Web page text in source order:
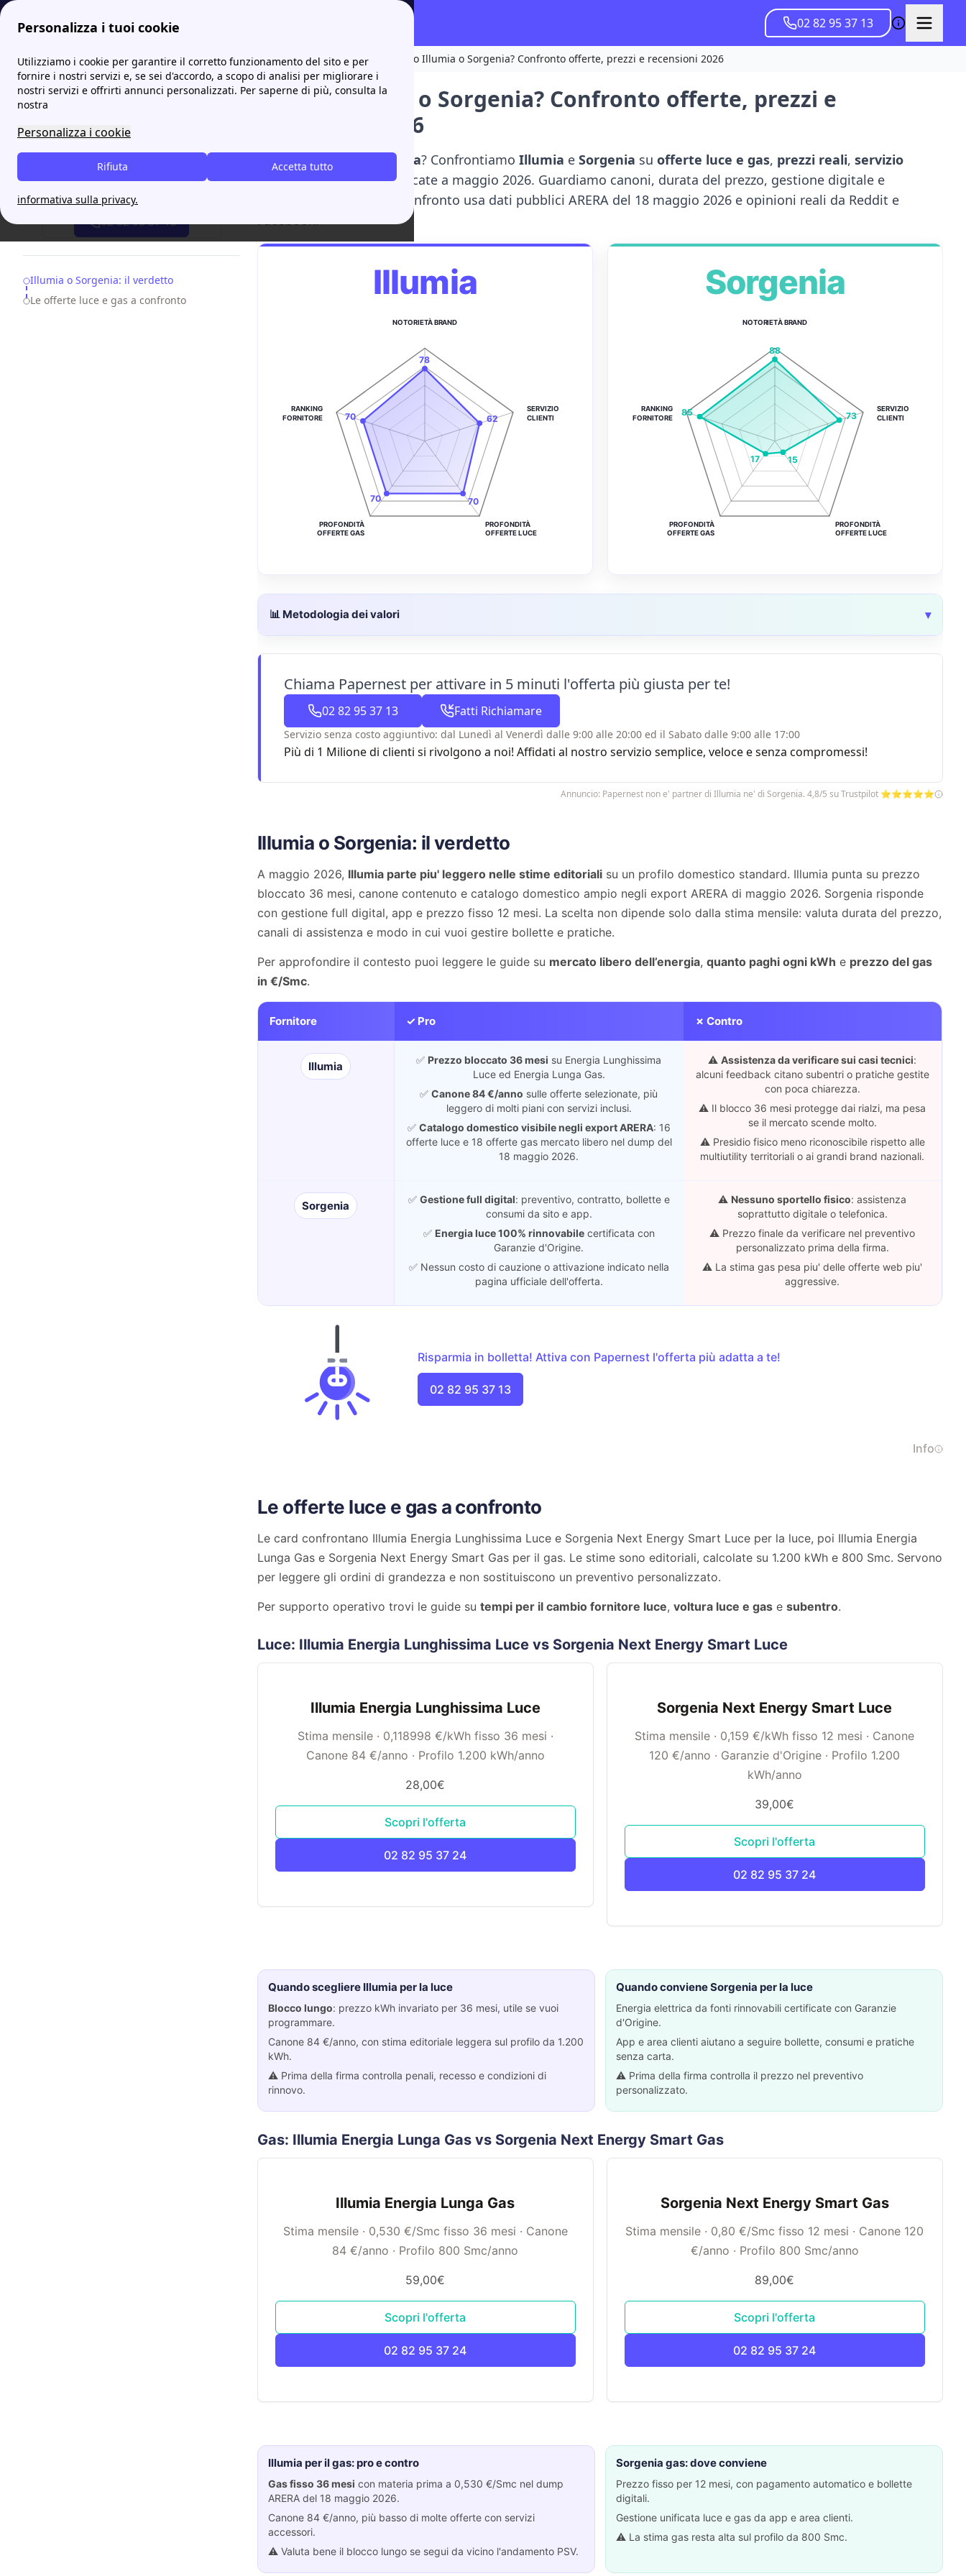
Personalizza i tuoi cookie
Utilizziamo i cookie per garantire il corretto funzionamento del sito e per
fornire i nostri servizi e, se sei d'accordo, a scopo di analisi per migliorare i
nostri servizi e offrirti annunci personalizzati. Per saperne di più, consulta la
nostra
Personalizza i cookie
Accetta tutto
Rifiuta
informativa sulla privacy.
02 82 95 37 13
Papernest.it MoreConfronto tariffe luce e gas: le classifiche di Papernest Meglio Illumia o Sorgenia? Confronto offerte, prezzi e recensioni 2026
02 82 95 37 13
Table of Contents
Illumia o Sorgenia: il verdetto
Le offerte luce e gas a confronto
Meglio Illumia o Sorgenia? Confronto offerte, prezzi e
recensioni 2026
Meglio Illumia o Sorgenia? Confrontiamo Illumia e Sorgenia su offerte luce e gas, prezzi reali, servizio
clientierecensioniverificate a maggio 2026. Guardiamo canoni, durata del prezzo, gestione digitale e
presenza territoriale. Il confronto usa dati pubblici ARERA del 18 maggio 2026 e opinioni reali da Reddit e
Facebook.
Illumia
78
62
70
70
70
NOTORIETÀ BRAND
SERVIZIO
CLIENTI
PROFONDITÀ
OFFERTE LUCE
PROFONDITÀ
OFFERTE GAS
RANKING
FORNITORE
Sorgenia
88
73
15
17
85
NOTORIETÀ BRAND
SERVIZIO
CLIENTI
PROFONDITÀ
OFFERTE LUCE
PROFONDITÀ
OFFERTE GAS
RANKING
FORNITORE
📊 Metodologia dei valori
Chiama Papernest per attivare in 5 minuti l'offerta più giusta per te!
02 82 95 37 13 Fatti Richiamare
Servizio senza costo aggiuntivo: dal Lunedì al Venerdì dalle 9:00 alle 20:00 ed il Sabato dalle 9:00 alle 17:00
Più di 1 Milione di clienti si rivolgono a noi! Affidati al nostro servizio semplice, veloce e senza compromessi!
Annuncio: Papernest non e' partner di Illumia ne' di Sorgenia. 4,8/5 su Trustpilot ⭐⭐⭐⭐⭐
Illumia o Sorgenia: il verdetto
A maggio 2026, Illumia parte piu' leggero nelle stime editorialisu un profilo domestico standard. Illumia punta su prezzo
bloccato 36 mesi, canone contenuto e catalogo domestico ampio negli export ARERA di maggio 2026. Sorgenia risponde
con gestione full digital, app e prezzo fisso 12 mesi. La scelta non dipende solo dalla stima mensile: valuta durata del prezzo,
canali di assistenza e modo in cui vuoi gestire bollette e pratiche.
Per approfondire il contesto puoi leggere le guide su mercato libero dell’energia, quanto paghi ogni kWh e prezzo del gas
in €/Smc.
Fornitore ✓ Pro ✗ Contro
Illumia ✅ Prezzo bloccato 36 mesi su Energia Lunghissima
Luce ed Energia Lunga Gas.
✅Canone 84 €/anno sulle offerte selezionate, più
leggero di molti piani con servizi inclusi.
✅ Catalogo domestico visibile negli export ARERA: 16
offerte luce e 18 offerte gas mercato libero nel dump del
18 maggio 2026.
⚠️Assistenza da verificare sui casi tecnici:
alcuni feedback citano subentri o pratiche gestite
con poca chiarezza.
⚠️ Il blocco 36 mesi protegge dai rialzi, ma pesa
se il mercato scende molto.
⚠️ Presidio fisico meno riconoscibile rispetto alle
multiutility territoriali o ai grandi brand nazionali.
Sorgenia ✅ Gestione full digital: preventivo, contratto, bollette e
consumi da sito e app.
✅ Energia luce 100% rinnovabilecertificata con
Garanzie d'Origine.
✅ Nessun costo di cauzione o attivazione indicato nella
pagina ufficiale dell'offerta.
⚠️ Nessuno sportello fisico: assistenza
soprattutto digitale o telefonica.
⚠️ Prezzo finale da verificare nel preventivo
personalizzato prima della firma.
⚠️ La stima gas pesa piu' delle offerte web piu'
aggressive.
Risparmia in bolletta! Attiva con Papernest l'offerta più adatta a te!
02 82 95 37 13
Info
Le offerte luce e gas a confronto
Le card confrontano Illumia Energia Lunghissima Luce e Sorgenia Next Energy Smart Luce per la luce, poi Illumia Energia
Lunga Gas e Sorgenia Next Energy Smart Gas per il gas. Le stime sono editoriali, calcolate su 1.200 kWh e 800 Smc. Servono
per leggere gli ordini di grandezza e non sostituiscono un preventivo personalizzato.
Per supporto operativo trovi le guide su tempi per il cambio fornitore luce, voltura luce e gase subentro.
Luce: Illumia Energia Lunghissima Luce vs Sorgenia Next Energy Smart Luce
Illumia Energia Lunghissima Luce
Stima mensile · 0,118998 €/kWh fisso 36 mesi ·
Canone 84 €/anno · Profilo 1.200 kWh/anno
28,00€
Scopri l'offerta
02 82 95 37 24
Sorgenia Next Energy Smart Luce
Stima mensile · 0,159 €/kWh fisso 12 mesi · Canone
120 €/anno · Garanzie d'Origine · Profilo 1.200
kWh/anno
39,00€
Scopri l'offerta
02 82 95 37 24
Quando scegliere Illumia per la luce
Blocco lungo: prezzo kWh invariato per 36 mesi, utile se vuoi
programmare.
Canone 84 €/anno, con stima editoriale leggera sul profilo da 1.200
kWh.
⚠️ Prima della firma controlla penali, recesso e condizioni di
rinnovo.
Quando conviene Sorgenia per la luce
Energia elettrica da fonti rinnovabili certificate con Garanzie
d'Origine.
App e area clienti aiutano a seguire bollette, consumi e pratiche
senza carta.
⚠️ Prima della firma controlla il prezzo nel preventivo
personalizzato.
Gas: Illumia Energia Lunga Gas vs Sorgenia Next Energy Smart Gas
Illumia Energia Lunga Gas
Stima mensile · 0,530 €/Smc fisso 36 mesi · Canone
84 €/anno · Profilo 800 Smc/anno
59,00€
Scopri l'offerta
02 82 95 37 24
Sorgenia Next Energy Smart Gas
Stima mensile · 0,80 €/Smc fisso 12 mesi · Canone 120
€/anno · Profilo 800 Smc/anno
89,00€
Scopri l'offerta
02 82 95 37 24
Illumia per il gas: pro e contro
Gas fisso 36 mesi con materia prima a 0,530 €/Smc nel dump
ARERA del 18 maggio 2026.
Canone 84 €/anno, più basso di molte offerte con servizi
accessori.
⚠️ Valuta bene il blocco lungo se segui da vicino l'andamento PSV.
Sorgenia gas: dove conviene
Prezzo fisso per 12 mesi, con pagamento automatico e bollette
digitali.
Gestione unificata luce e gas da app e area clienti.
⚠️ La stima gas resta alta sul profilo da 800 Smc.